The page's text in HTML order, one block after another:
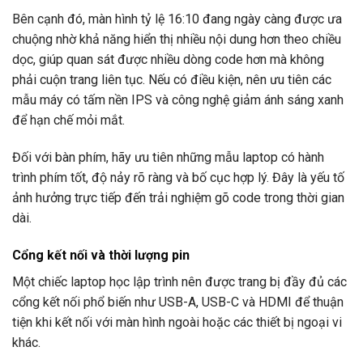
Bên cạnh đó, màn hình tỷ lệ 16:10 đang ngày càng được ưa
chuộng nhờ khả năng hiển thị nhiều nội dung hơn theo chiều
dọc, giúp quan sát được nhiều dòng code hơn mà không
phải cuộn trang liên tục. Nếu có điều kiện, nên ưu tiên các
mẫu máy có tấm nền IPS và công nghệ giảm ánh sáng xanh
để hạn chế mỏi mắt.
Đối với bàn phím, hãy ưu tiên những mẫu laptop có hành
trình phím tốt, độ nảy rõ ràng và bố cục hợp lý. Đây là yếu tố
ảnh hưởng trực tiếp đến trải nghiệm gõ code trong thời gian
dài.
Cổng kết nối và thời lượng pin
Một chiếc laptop học lập trình nên được trang bị đầy đủ các
cổng kết nối phổ biến như USB-A, USB-C và HDMI để thuận
tiện khi kết nối với màn hình ngoài hoặc các thiết bị ngoại vi
khác.